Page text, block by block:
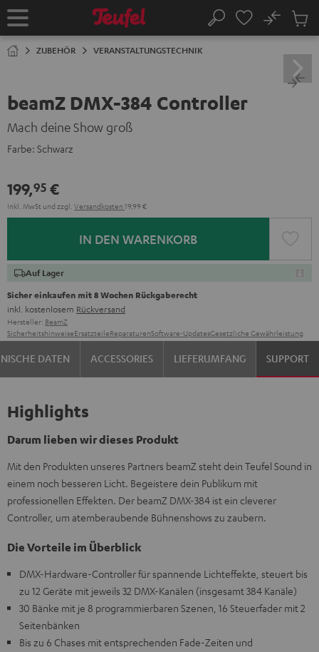
Startseite Suche
No
ZUBEHÖR VERANSTALTUNGSTECHNIK
beamZ DMX-384 Controller
Mach deine Show groß
Farbe: Schwarz
199,95 €
Inkl. MwSt und zzgl. Versandkosten 19,99 €
IN DEN WARENKORB
Auf Lager
Sicher einkaufen mit 8 Wochen Rückgaberecht
inkl. kostenlosem Rückversand
Hersteller: BeamZ
SicherheitshinweiseErsatzteileReparaturenSoftware-UpdatesGesetzliche Gewährleistung
DATEN ACCESSORIES LIEFERUMFANG SUPPORT
Highlights
Darum lieben wir dieses Produkt
Mit den Produkten unseres Partners beamZ steht dein Teufel Sound in
einem noch besseren Licht. Begeistere dein Publikum mit
professionellen Effekten. Der beamZ DMX-384 ist ein cleverer
Controller, um atemberaubende Bühnenshows zu zaubern.
Die Vorteile im Überblick
DMX-Hardware-Controller für spannende Lichteffekte, steuert bis
zu 12 Geräte mit jeweils 32 DMX-Kanälen (insgesamt 384 Kanäle)
30 Bänke mit je 8 programmierbaren Szenen, 16 Steuerfader mit 2
Seitenbänken
Bis zu 6 Chases mit entsprechenden Fade-Zeiten und